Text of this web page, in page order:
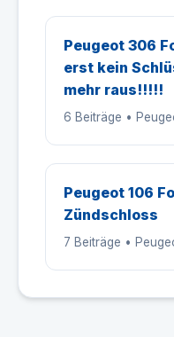
Peugeot 306
erst kein
mehr raus!!!!!
6 Beiträge •
Peugeot 106
Zündschloss
7 Beiträge •